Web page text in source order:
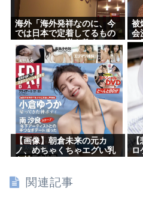
海外「海外発祥なのに、今
では日本で定着してるもの
って何？その逆も教え
て！」（海外の反応）
被
会
で
【画像】朝倉未来の元カ
ノ、めちゃくちゃエグい乳
を持つ
【
ロ
べ
関連記事